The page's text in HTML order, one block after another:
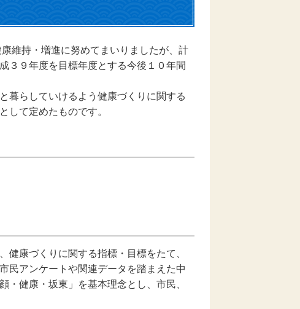
維持・増進に努めてまいりましたが、計
３９年度を目標年度とする今後１０年間
暮らしていけるよう健康づくりに関する
して定めたものです。
康づくりに関する指標・目標をたて、
民アンケートや関連データを踏まえた中
健康・坂東」を基本理念とし、市民、